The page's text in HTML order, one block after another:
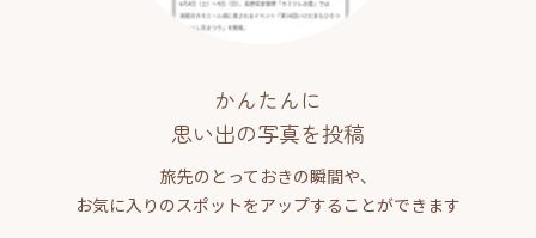
かんたんに
思い出の写真を投稿
旅先のとっておきの瞬間や、
お気に入りのスポットをアップすることができます